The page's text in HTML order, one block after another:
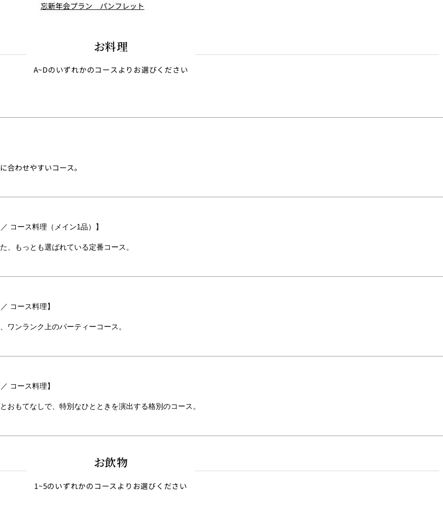
忘新年会プラン パンフレット
お料理
A~Dのいずれかのコースよりお選びください
合わせやすいコース。
コース料理（メイン1品）】
、 もっとも選ばれている定番コース。
コース料理】
ワンランク上のパーティーコース。
コース料理】
おもてなしで、特別なひとときを演出する格別のコース。
お飲物
1~5のいずれかのコースよりお選びください